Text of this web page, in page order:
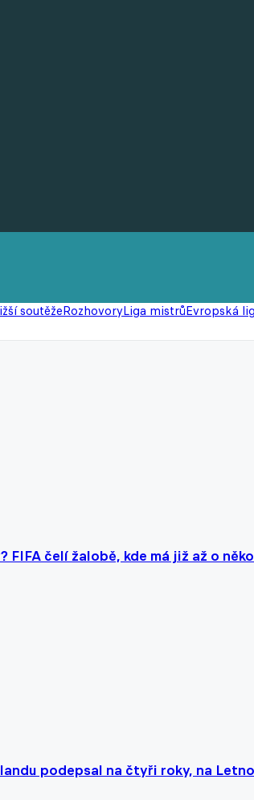
soutěžeRozhovoryLiga mistrůEvropská
čelí žalobě, kde má již až o
podepsal na čtyři roky, na